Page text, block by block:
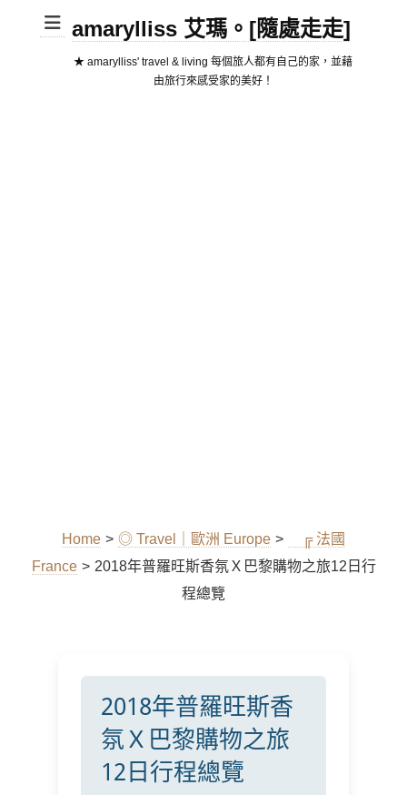
amarylliss 艾瑪。[隨處走走]
★ amarylliss' travel & living 每個旅人都有自己的家，並藉
由旅行來感受家的美好！
Home > ◎ Travel｜歐洲 Europe >
╔ 法國
France > 2018年普羅旺斯香氛Ｘ巴黎購物之旅12日行
程總覽
2018年普羅旺斯香
氛Ｘ巴黎購物之旅
12日行程總覽